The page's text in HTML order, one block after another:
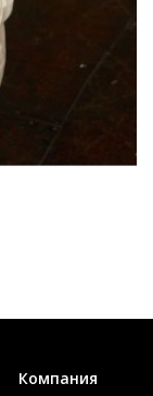
Компания